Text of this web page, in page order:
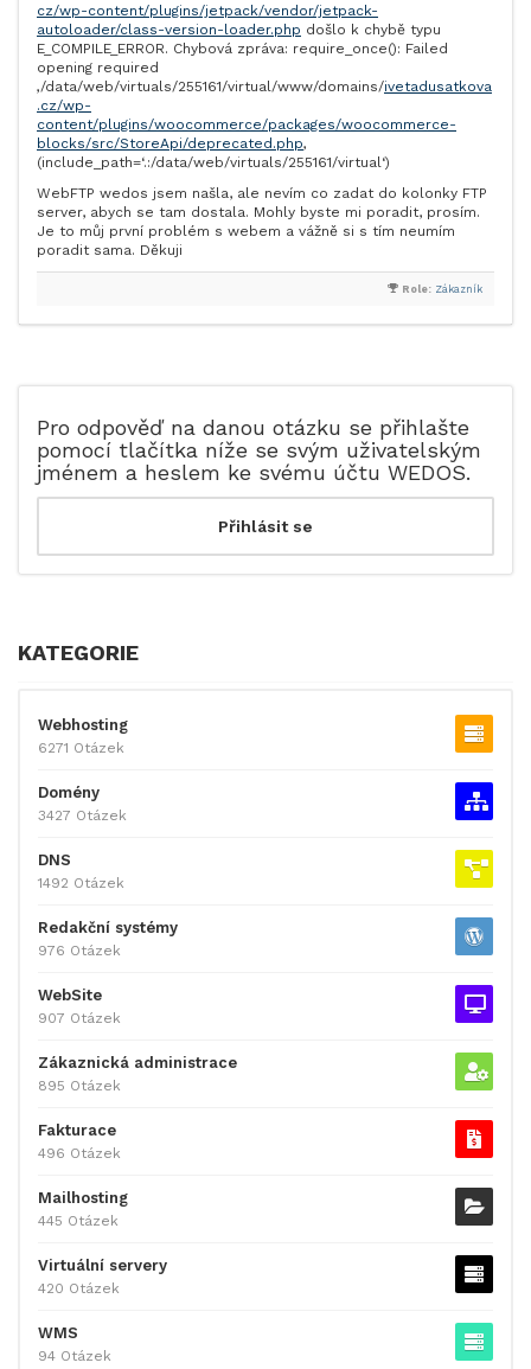
cz/wp-content/plugins/jetpack/vendor/jetpack-
autoloader/class-version-loader.php došlo k chybě typu
E_COMPILE_ERROR. Chybová zpráva: require_once(): Failed
opening required
‚/data/web/virtuals/255161/virtual/www/domains/ivetadusatkova
.cz/wp-
content/plugins/woocommerce/packages/woocommerce-
blocks/src/StoreApi/deprecated.php‚
(include_path=‘.:/data/web/virtuals/255161/virtual‘)
WebFTP wedos jsem našla, ale nevím co zadat do kolonky FTP
server, abych se tam dostala. Mohly byste mi poradit, prosím.
Je to můj první problém s webem a vážně si s tím neumím
poradit sama. Děkuji
Role: Zákazník
Pro odpověď na danou otázku se přihlašte
pomocí tlačítka níže se svým uživatelským
jménem a heslem ke svému účtu WEDOS.
KATEGORIE
Webhosting
6271 Otázek
Domény
3427 Otázek
DNS
1492 Otázek
Redakční systémy
976 Otázek
WebSite
907 Otázek
Zákaznická administrace
895 Otázek
Fakturace
496 Otázek
Mailhosting
445 Otázek
Virtuální servery
420 Otázek
WMS
94 Otázek